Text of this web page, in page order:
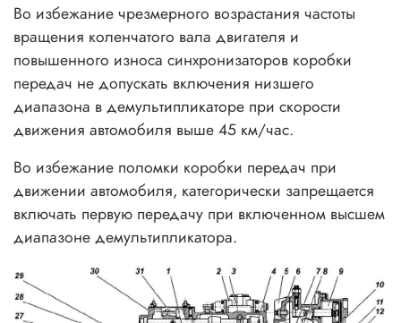
Во избежание чрезмерного возрастания частоты
вращения коленчатого вала двигателя и
повышенного износа синхронизаторов коробки
передач не допускать включения низшего
диапазона в демультипликаторе при скорости
движения автомобиля выше 45 км/час.
Во избежание поломки коробки передач при
движении автомобиля, категорически запрещается
включать первую передачу при включенном высшем
диапазоне демультипликатора.